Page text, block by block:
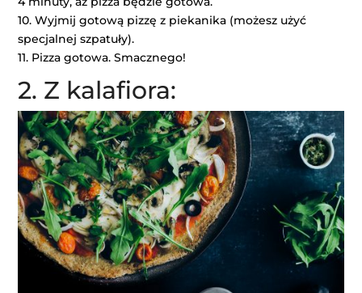
10. Wyjmij gotową pizzę z piekanika (możesz użyć
specjalnej szpatuły).
11. Pizza gotowa. Smacznego!
2. Z kalafiora: